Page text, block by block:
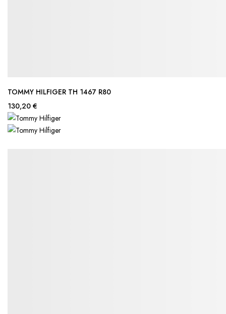
TOMMY HILFIGER TH 1467 R80
130,20 €